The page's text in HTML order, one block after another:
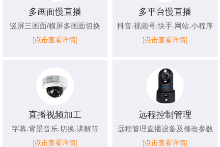
多画面慢直播
竖屏三画面/横屏多画面切换
[点击查看详情]
多平台慢直播
抖音.视频号.快手.网站.小程序
[点击查看详情]
直播视频加工
字幕.背景音乐.切换.讲解等
[点击查看详情]
远程控制管理
远程管理直播设备及修改参数
[点击查看详情]